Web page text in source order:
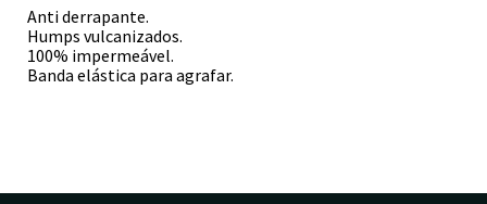
Anti derrapante.
Humps vulcanizados.
100% impermeável.
Banda elástica para agrafar.